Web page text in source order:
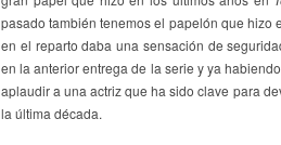
pasado también tenemos el papelón que hizo
en el reparto daba una sensación de
en la anterior entrega de la serie y ya
aplaudir a una actriz que ha sido clave para
la última década.